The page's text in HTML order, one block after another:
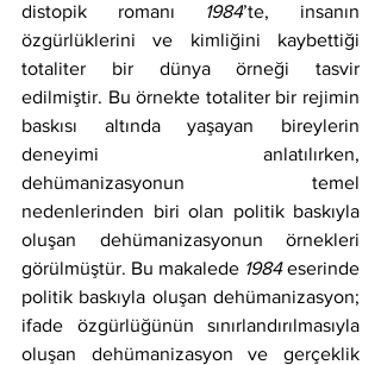
distopik romanı 1984’te, insanın
özgürlüklerini ve kimliğini kaybettiği
totaliter bir dünya örneği tasvir
edilmiştir. Bu örnekte totaliter bir rejimin
baskısı altında yaşayan bireylerin
deneyimi anlatılırken,
dehümanizasyonun temel
nedenlerinden biri olan politik baskıyla
oluşan dehümanizasyonun örnekleri
görülmüştür. Bu makalede 1984 eserinde
politik baskıyla oluşan dehümanizasyon;
ifade özgürlüğünün sınırlandırılmasıyla
oluşan dehümanizasyon ve gerçeklik